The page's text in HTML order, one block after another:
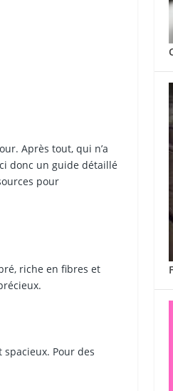
Après tout, qui n’a
donc un guide détaillé
pour
riche en fibres et
Pour des